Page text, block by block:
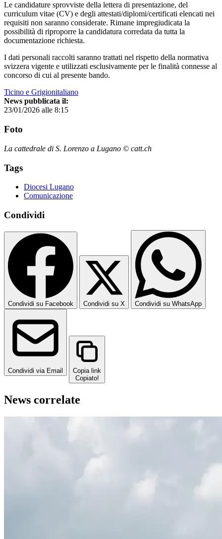
Le candidature sprovviste della lettera di presentazione, del
curriculum vitae (CV) e degli attestati/diplomi/certificati elencati nei
requisiti non saranno considerate. Rimane impregiudicata la
possibilità di riproporre la candidatura corredata da tutta la
documentazione richiesta.
I dati personali raccolti saranno trattati nel rispetto della normativa
svizzera vigente e utilizzati esclusivamente per le finalità connesse al
concorso di cui al presente bando.
Ticino e Grigionitaliano
News pubblicata il:
23/01/2026 alle 8:15
Foto
La cattedrale di S. Lorenzo a Lugano © catt.ch
Tags
Diocesi Lugano
Comunicazione
Condividi
Condividi su Facebook Condividi su X Condividi su WhatsApp
Condividi via Email
Copia link
Copiato!
News correlate